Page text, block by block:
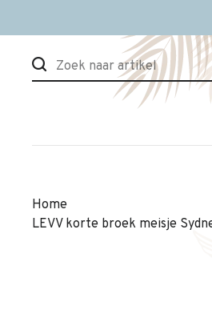
Home
LEVV korte broek meisje